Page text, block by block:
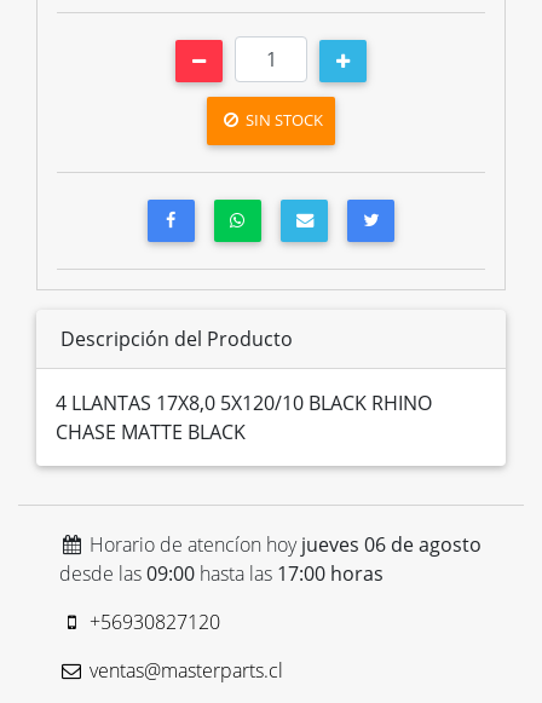
SIN STOCK
Descripción del Producto
4 LLANTAS 17X8,0 5X120/10 BLACK RHINO
CHASE MATTE BLACK
Horario de atencíon hoyjueves 06 de agosto
desde las09:00 hasta las 17:00 horas
+56930827120
ventas@masterparts.cl